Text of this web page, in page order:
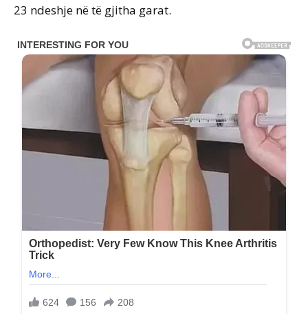
23 ndeshje në të gjitha garat.